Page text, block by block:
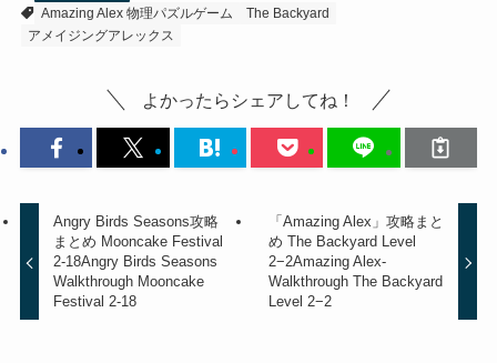
Amazing Alex 物理パズルゲーム
The Backyard
アメイジングアレックス
よかったらシェアしてね！
Angry Birds Seasons攻略
まとめ Mooncake Festival
2-18Angry Birds Seasons
Walkthrough Mooncake
Festival 2-18
「Amazing Alex」攻略まと
め The Backyard Level
2−2Amazing Alex-
Walkthrough The Backyard
Level 2−2